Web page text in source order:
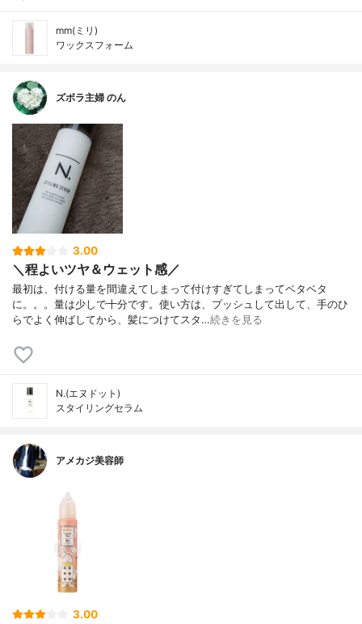
mm(ミリ)
ワックスフォーム
ズボラ主婦 のん
3.00
＼程よいツヤ＆ウェット感／
最初は、付ける量を間違えてしまって付けすぎてしまってベタベタ
に。。。量は少しで十分です。使い方は、プッシュして出して、手のひ
らでよく伸ばしてから、髪につけてスタ…続きを見る
N.(エヌドット)
スタイリングセラム
アメカジ美容師
3.00